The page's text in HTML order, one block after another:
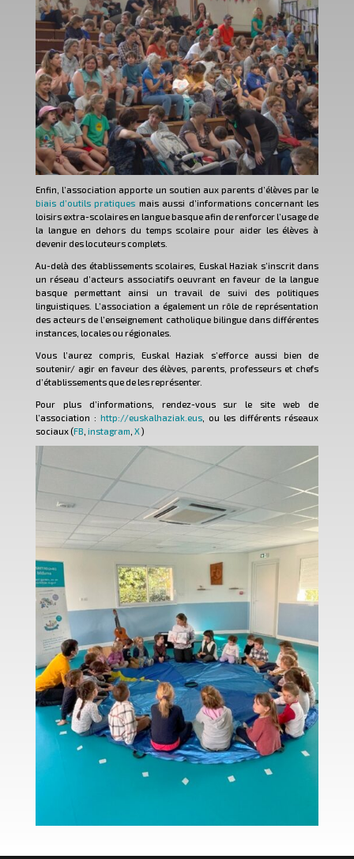
Enfin, l’association apporte un soutien aux parents d’élèves par le
biais d’outils pratiques mais aussi d’informations concernant les
loisirs extra-scolaires en langue basque afin de renforcer l’usage de
la langue en dehors du temps scolaire pour aider les élèves à
devenir des locuteurs complets.
Au-delà des établissements scolaires, Euskal Haziak s’inscrit dans
un réseau d’acteurs associatifs oeuvrant en faveur de la langue
basque permettant ainsi un travail de suivi des politiques
linguistiques. L’association a également un rôle de représentation
des acteurs de l’enseignement catholique bilingue dans différentes
instances, locales ou régionales.
Vous l’aurez compris, Euskal Haziak s’efforce aussi bien de
soutenir/ agir en faveur des élèves, parents, professeurs et chefs
d’établissements que de les représenter.
Pour plus d’informations, rendez-vous sur le site web de
l’association : http://euskalhaziak.eus, ou les différents réseaux
sociaux (FB instagram X)